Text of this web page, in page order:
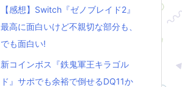
【感想】Switch『ゼノブレイド2』
最高に面白いけど不親切な部分も、
でも面白い!
新コインボス『鉄鬼軍王キラゴル
ド』サポでも余裕で倒せるDQ11か